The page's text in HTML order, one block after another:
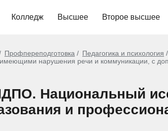
Колледж Высшее Второе высшее
Профпереподготовка Педагогика и психология
нарушения речи и коммуникации, с
Национальный
и